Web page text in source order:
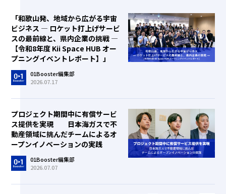
「和歌山発、地域から広がる宇宙
ビジネス ― ロケット打上げサービ
スの最前線と、県内企業の挑戦 ―
【令和8年度 Kii Space HUB オー
プニングイベントレポート】」
01Booster編集部
2026.07.17
プロジェクト期間中に有償サービ
ス提供を実現 日本海ガスで不
動産領域に挑んだチームによるオ
ープンイノベーションの実践
01Booster編集部
2026.07.07